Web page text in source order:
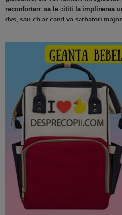
reconfortant sa le cititi la implinerea
dvs, sau chiar cand va sarbatori